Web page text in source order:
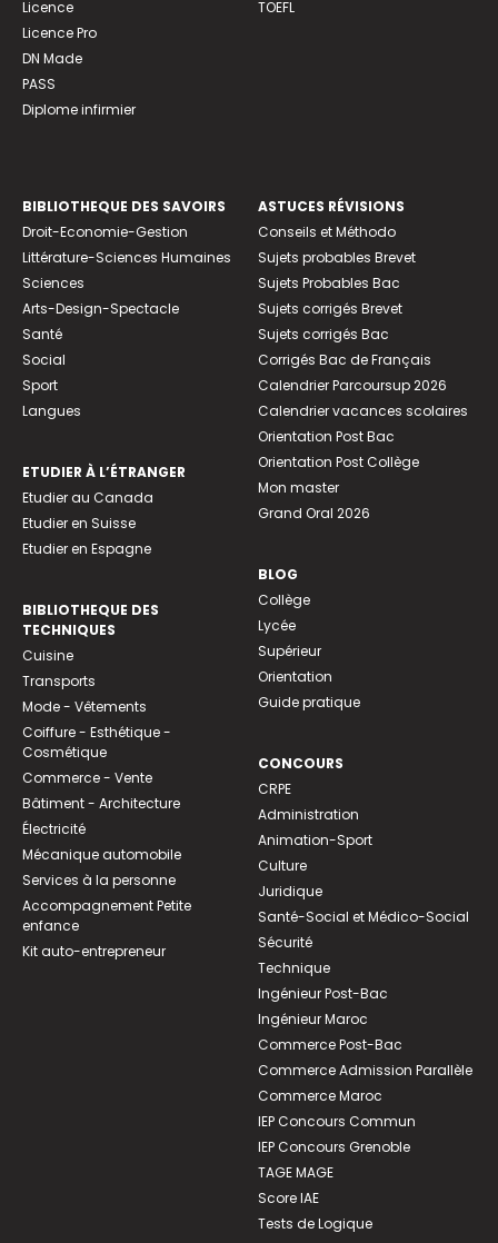
Licence
Licence Pro
DN Made
PASS
Diplome infirmier
TOEFL
BIBLIOTHEQUE DES SAVOIRS
Droit-Economie-Gestion
Littérature-Sciences Humaines
Sciences
Arts-Design-Spectacle
Santé
Social
Sport
Langues
ETUDIER À L’ÉTRANGER
Etudier au Canada
Etudier en Suisse
Etudier en Espagne
BIBLIOTHEQUE DES
TECHNIQUES
Cuisine
Transports
Mode - Vêtements
Coiffure - Esthétique -
Cosmétique
Commerce - Vente
Bâtiment - Architecture
Électricité
Mécanique automobile
Services à la personne
Accompagnement Petite
enfance
Kit auto-entrepreneur
ASTUCES RÉVISIONS
Conseils et Méthodo
Sujets probables Brevet
Sujets Probables Bac
Sujets corrigés Brevet
Sujets corrigés Bac
Corrigés Bac de Français
Calendrier Parcoursup 2026
Calendrier vacances scolaires
Orientation Post Bac
Orientation Post Collège
Mon master
Grand Oral 2026
BLOG
Collège
Lycée
Supérieur
Orientation
Guide pratique
CONCOURS
CRPE
Administration
Animation-Sport
Culture
Juridique
Santé-Social et Médico-Social
Sécurité
Technique
Ingénieur Post-Bac
Ingénieur Maroc
Commerce Post-Bac
Commerce Admission Parallèle
Commerce Maroc
IEP Concours Commun
IEP Concours Grenoble
TAGE MAGE
Score IAE
Tests de Logique